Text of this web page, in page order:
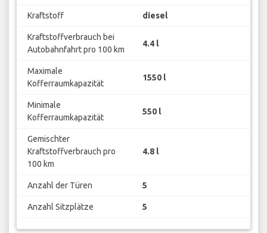
Kraftstoff diesel
Kraftstoffverbrauch bei
Autobahnfahrt pro 100 km
4.4 l
Maximale
Kofferraumkapazität
1550 l
Minimale
Kofferraumkapazität
550 l
Gemischter
Kraftstoffverbrauch pro
100 km
4.8 l
Anzahl der Türen 5
Anzahl Sitzplätze 5